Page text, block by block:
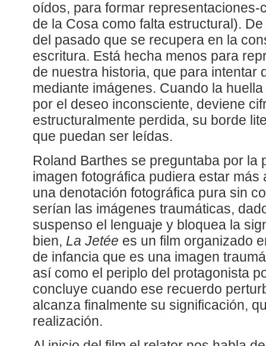
oídos, para formar representaciones-
de la Cosa como falta estructural).
del pasado que se recupera en la
escritura. Está hecha menos para
de nuestra historia, que para intentar
mediante imágenes. Cuando la
por el deseo inconsciente, deviene
estructuralmente perdida, su borde
que puedan ser leídas.
Roland Barthes se preguntaba por la
imagen fotográfica pudiera estar más
una denotación fotográfica pura sin
serían las imágenes traumáticas,
suspenso el lenguaje y bloquea la
bien, La Jetée es un film organizado
de infancia que es una imagen
así como el periplo del protagonista
concluye cuando ese recuerdo
alcanza finalmente su significación,
realización.